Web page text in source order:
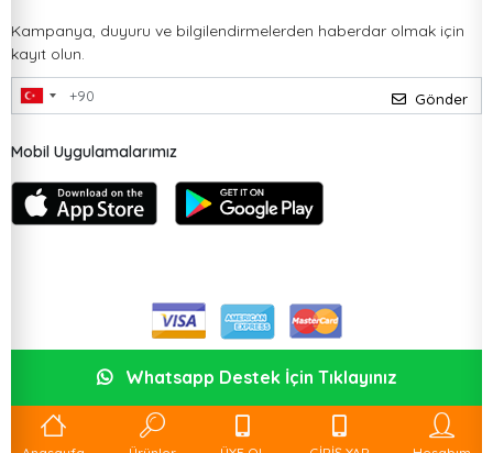
Kampanya, duyuru ve bilgilendirmelerden haberdar olmak için
kayıt olun.
Gönder
Mobil Uygulamalarımız
Whatsapp Destek İçin Tıklayınız